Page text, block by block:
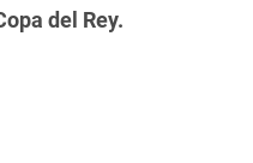
del Rey.